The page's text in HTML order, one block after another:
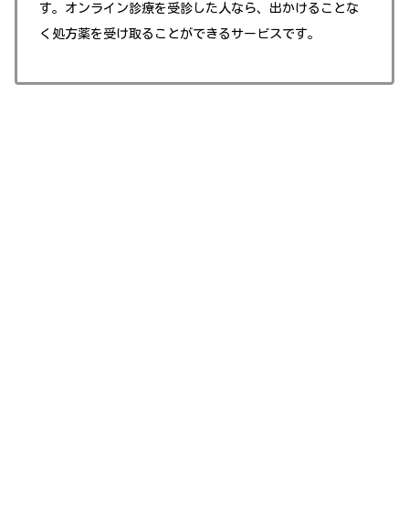
す。オンライン診療を受診した人なら、出かけることな
く処方薬を受け取ることができるサービスです。